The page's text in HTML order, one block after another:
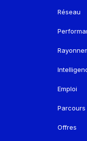
Réseau
Emploi
Parcours
Offres